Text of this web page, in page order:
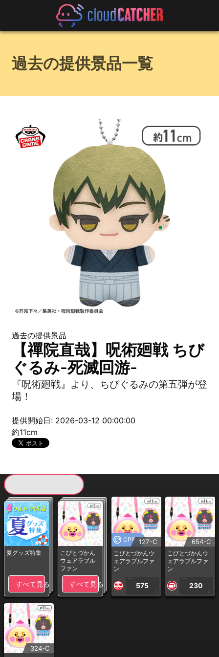
過去の提供景品一覧
過去の提供景品
【禪院直哉】呪術廻戦 ちび
ぐるみ-死滅回游-
『呪術廻戦』より、ちびぐるみの第五弾が登
場！
提供開始日: 2026-03-12 00:00:00
約11cm
夏グッズ特集
すべて見る
こびとづかん
ウェアラブル
ファン
すべて見る
CP専用127-C
こびとづかんウ
ェアラブルファ
ン
1PLAY
575
CP
654-C
こびとづかんウ
ェアラブルファ
ン
1PLAY
230
CP
324-C